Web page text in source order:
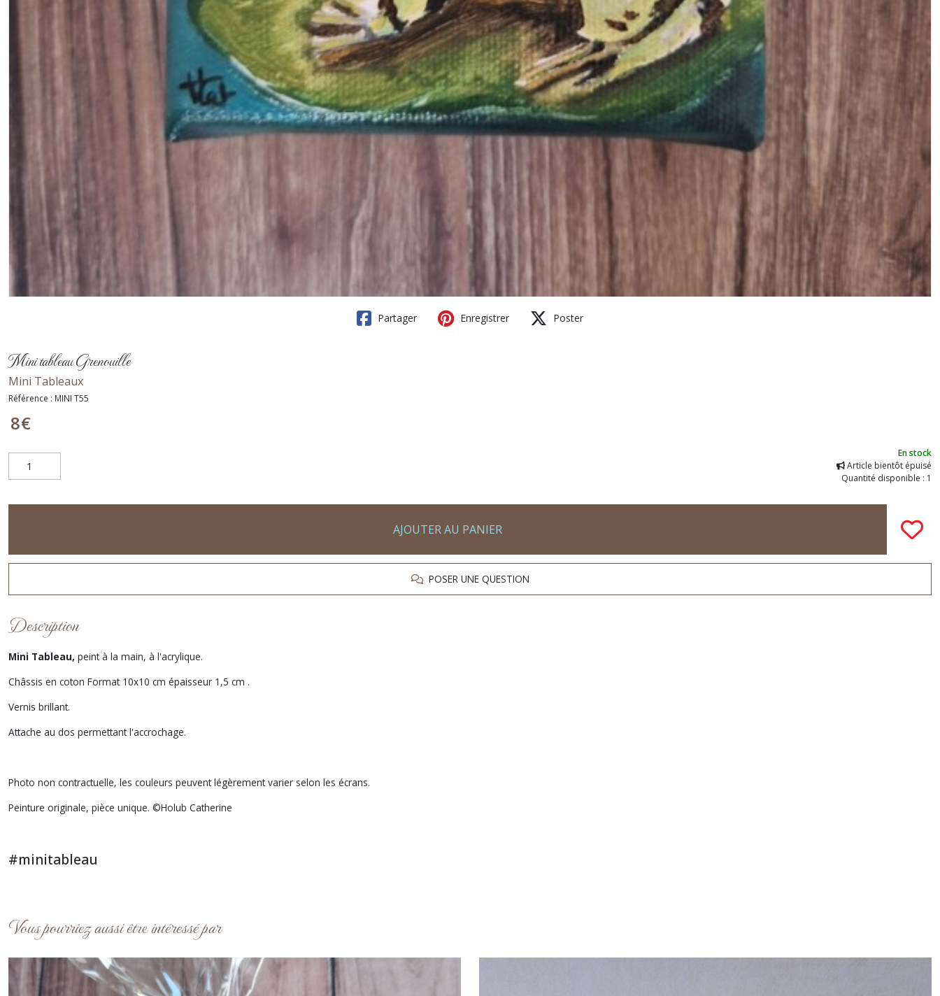
Partager Enregistrer Poster
Mini tableau Grenouille
Mini Tableaux
Référence : MINI T55
8€
En stock
Article bientôt épuisé
Quantité disponible : 1
AJOUTER AU PANIER
POSER UNE QUESTION
Description
Mini Tableau, peint à la main, à l'acrylique.
Châssis en coton Format 10x10 cm épaisseur 1,5 cm .
Vernis brillant.
Attache au dos permettant l'accrochage.
Photo non contractuelle, les couleurs peuvent légèrement varier selon les écrans.
Peinture originale, pièce unique. ©Holub Catherine
#minitableau
Vous pourriez aussi être intéressé par